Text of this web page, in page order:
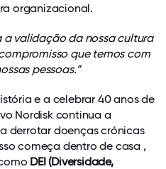
organizacional.
a validação da nossa cultura
que temos com
pessoas.”
e a celebrar 40 anos de
Nordisk continua a
derrotar doenças crónicas
começa dentro de casa ,
DEI (Diversidade,